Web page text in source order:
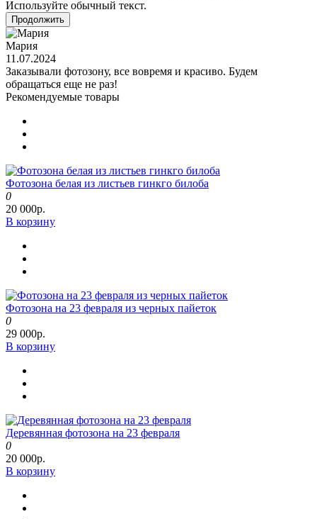
Используйте обычный текст.
Продолжить
Мария
11.07.2024
Заказывали фотозону, все вовремя и красиво. Будем
обращаться еще не раз!
Рекомендуемые товары
Фотозона белая из листьев гинкго билоба
0
20 000р.
В корзину
Фотозона на 23 февраля из черных пайеток
0
29 000р.
В корзину
Деревянная фотозона на 23 февраля
0
20 000р.
В корзину